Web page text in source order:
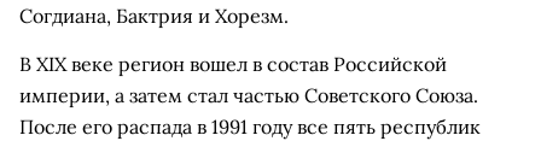
Согдиана, Бактрия и Хорезм.
В XIX веке регион вошел в состав Российской
империи, а затем стал частью Советского Союза.
После его распада в 1991 году все пять республик